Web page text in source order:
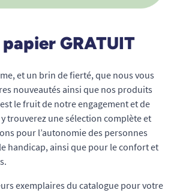
GRATUIT
et un brin de fierté, que nous vous
nouveautés ainsi que nos produits
le fruit de notre engagement et de
trouverez une sélection complète et
pour l’autonomie des personnes
handicap, ainsi que pour le confort et
exemplaires du catalogue pour votre